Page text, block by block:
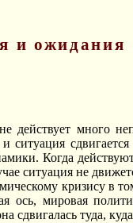
и ожидания
действует много
Когда
ситуация не
кризису в
мировая
сдвигалась туда,